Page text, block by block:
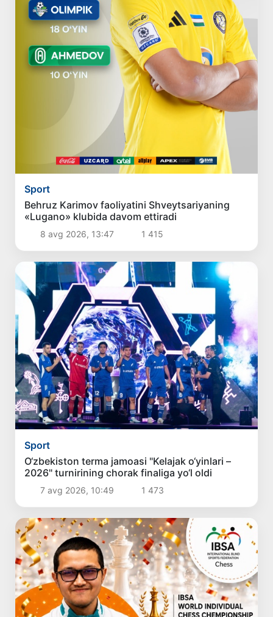
Sport
Behruz Karimov faoliyatini Shveytsariyaning
«Lugano» klubida davom ettiradi
8 avg 2026, 13:47 1 415
Sport
O‘zbekiston terma jamoasi "Kelajak o‘yinlari –
2026" turnirining chorak finaliga yo‘l oldi
7 avg 2026, 10:49 1 473